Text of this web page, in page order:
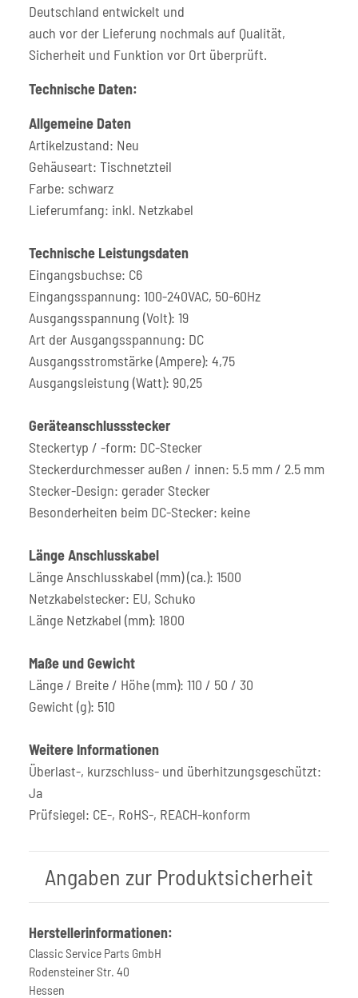
Deutschland entwickelt und
auch vor der Lieferung nochmals auf Qualität,
Sicherheit und Funktion vor Ort überprüft.
Technische Daten:
Allgemeine Daten
Artikelzustand: Neu
Gehäuseart: Tischnetzteil
Farbe: schwarz
Lieferumfang: inkl. Netzkabel
Technische Leistungsdaten
Eingangsbuchse: C6
Eingangsspannung: 100-240VAC, 50-60Hz
Ausgangsspannung (Volt): 19
Art der Ausgangsspannung: DC
Ausgangsstromstärke (Ampere): 4,75
Ausgangsleistung (Watt): 90,25
Geräteanschlussstecker
Steckertyp / -form: DC-Stecker
Steckerdurchmesser außen / innen: 5.5 mm / 2.5 mm
Stecker-Design: gerader Stecker
Besonderheiten beim DC-Stecker: keine
Länge Anschlusskabel
Länge Anschlusskabel (mm) (ca.): 1500
Netzkabelstecker: EU, Schuko
Länge Netzkabel (mm): 1800
Maße und Gewicht
Länge / Breite / Höhe (mm): 110 / 50 / 30
Gewicht (g): 510
Weitere Informationen
Überlast-, kurzschluss- und überhitzungsgeschützt:
Ja
Prüfsiegel: CE-, RoHS-, REACH-konform
Angaben zur Produktsicherheit
Herstellerinformationen:
Classic Service Parts GmbH
Rodensteiner Str. 40
Hessen